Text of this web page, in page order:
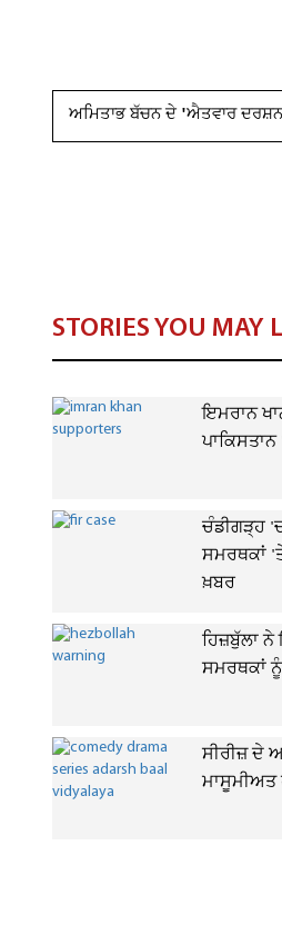
ਅਮਿਤਾਭ ਬੱਚਨ ਦੇ 'ਐਤਵਾਰ
STORIES YOU MAY
ਇਮਰਾਨ
ਚੰਡੀਗੜ੍ਹ
ਸਮਰਥਕਾਂ
ਖ਼ਬਰ
ਹਿਜ਼ਬੁੱਲਾ
ਸਮਰਥਕਾਂ ਨੂੰ
ਸੀਰੀਜ਼ ਦੇ
ਮਾਸੂਮੀਅਤ